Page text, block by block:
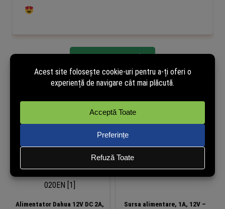
Vezi toate opiniile
Alimentator Dahua 12V DC 2A,
Sursa alimentare, 1A, 12V –